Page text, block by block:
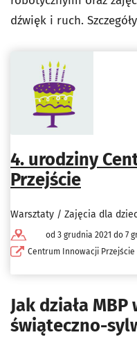
dźwięk i ruch.
4. urodziny
Przejście
Warsztaty / Zajęcia dla
od 3 grudnia 2021 do 7
Centrum Innowacji Przejście
Jak działa
świąteczno-